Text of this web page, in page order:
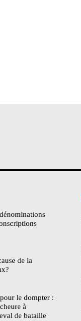
de la
le dompter :
à
de bataille